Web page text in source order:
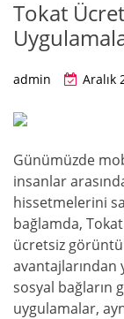
Tokat
admin Aralık
Günümüzde
insanlar
hissetmelerini
bağlamda,
ücretsiz
avantajlarından
sosyal bağların
uygulamalar,